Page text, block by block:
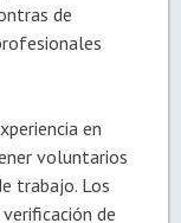
de
en
voluntarios
trabajo. Los
de